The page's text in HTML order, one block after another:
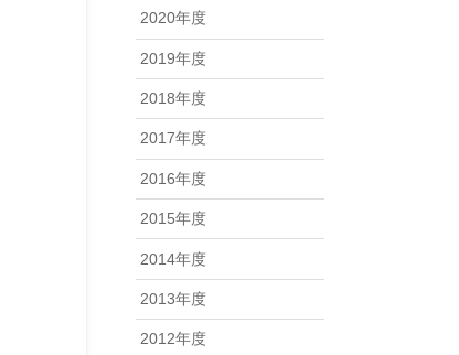
2020年度
2019年度
2018年度
2017年度
2016年度
2015年度
2014年度
2013年度
2012年度